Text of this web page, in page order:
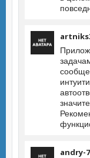
andry-